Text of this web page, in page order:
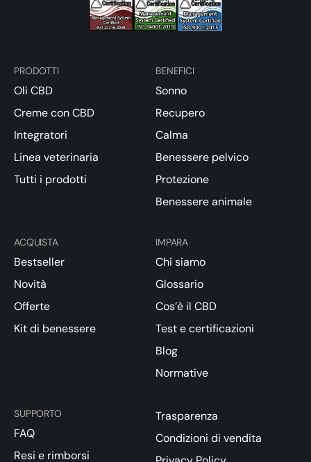
PRODOTTI
Oli CBD
Creme con CBD
Integratori
Linea veterinaria
Tutti i prodotti
BENEFICI
Sonno
Recupero
Calma
Benessere pelvico
Protezione
Benessere animale
ACQUISTA
Bestseller
Novità
Offerte
Kit di benessere
IMPARA
Chi siamo
Glossario
Cos’è il CBD
Test e certificazioni
Blog
Normative
SUPPORTO
FAQ
Resi e rimborsi
Trasparenza
Condizioni di vendita